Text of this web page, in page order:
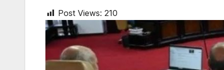
Post Views: 210